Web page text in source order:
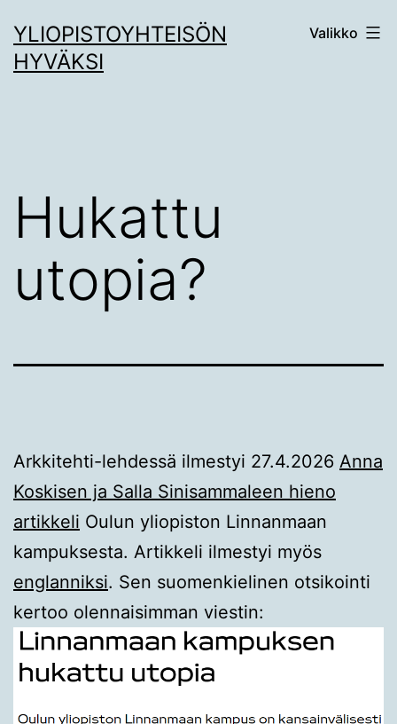
sisältöön
YLIOPISTOYHTEISÖN
HYVÄKSI
Valikko
Hukattu
utopia?
Arkkitehti-lehdessä ilmestyi 27.4.2026 Anna
Koskisen ja Salla Sinisammaleen hieno
artikkeli Oulun yliopiston Linnanmaan
kampuksesta. Artikkeli ilmestyi myös
englanniksi. Sen suomenkielinen otsikointi
kertoo olennaisimman viestin: